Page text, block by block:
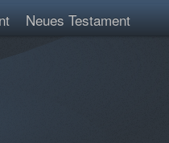
Neues Testament